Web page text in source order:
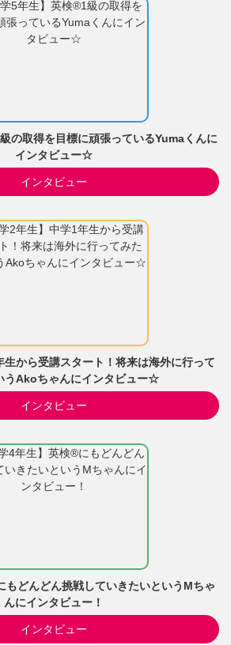
の取得を目標に頑張っているYumaくんに
インタビュー☆
インタビュー
生から受講スタート！将来は海外に行って
うAkoちゃんにインタビュー☆
インタビュー
もどんどん挑戦していきたいというMちゃ
んにインタビュー！
インタビュー